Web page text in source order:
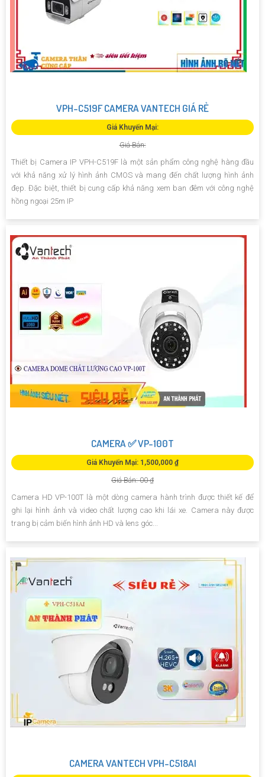
VPH-C519F CAMERA VANTECH GIÁ RẺ
Giá Khuyến Mại:
Giá Bán:
Thiết bị Camera IP VPH-C519F là một sản phẩm công nghệ hàng đầu
với khả năng xử lý hình ảnh CMOS và mang đến chất lượng hình ảnh
đẹp. Đặc biệt, thiết bị cung cấp khả năng xem ban đêm với công nghệ
hồng ngoại 25m IP
CAMERA ✅ VP-100T
Giá Khuyến Mại: 1,500,000 ₫
Giá Bán: 00 ₫
Camera HD VP-100T là một dòng camera hành trình được thiết kế để
ghi lại hình ảnh và video chất lượng cao khi lái xe. Camera này được
trang bị cảm biến hình ảnh HD và lens góc...
CAMERA VANTECH VPH-C518AI